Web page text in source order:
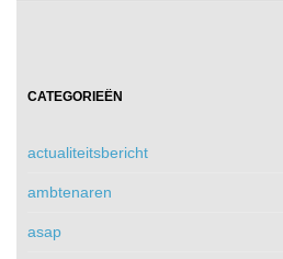
CATEGORIEËN
actualiteitsbericht
ambtenaren
asap